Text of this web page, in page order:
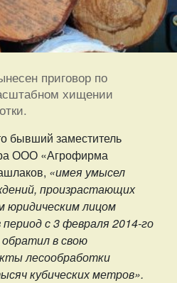
приговор по
хищении
бывший заместитель
ООО «Агрофирма
«имея умысел
произрастающих
юридическим лицом
с 3 февраля 2014-го
обратил в свою
лесообработки
кубических метров».